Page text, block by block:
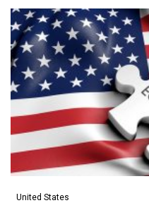
United States